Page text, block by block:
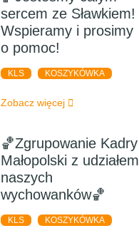
sercem ze Sławkiem!
Wspieramy i prosimy
o pomoc!
KLS KOSZYKÓWKA
Zobacz więcej
🏀Zgrupowanie Kadry
Małopolski z udziałem
naszych
wychowanków🏀
KLS KOSZYKÓWKA